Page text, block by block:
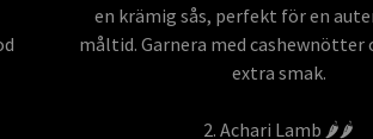
en krämig sås, perfekt för en
måltid. Garnera med cashewnötter
extra smak.
2. Achari Lamb 🌶️🌶️